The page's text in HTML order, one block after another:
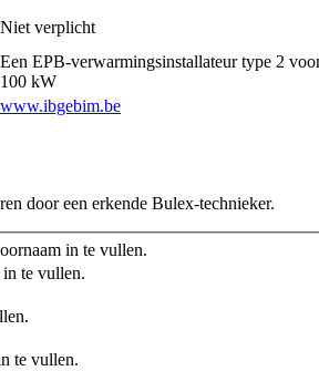
Niet verplicht
Een EPB-verwarmingsinstallateur type 2
100 kW
www.ibgebim.be
door een erkende Bulex-technieker.
in te vullen.
te vullen.
te vullen.